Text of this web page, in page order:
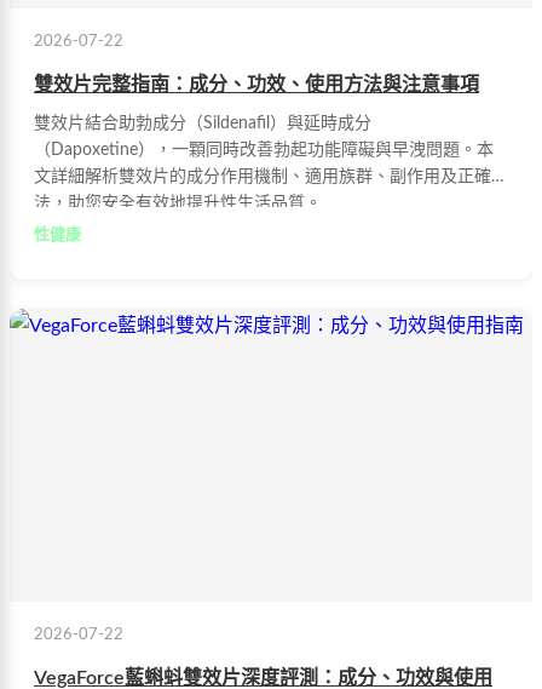
2026-07-22
雙效片完整指南：成分、功效、使用方法與注意事項
雙效片結合助勃成分（Sildenafil）與延時成分
（Dapoxetine），一顆同時改善勃起功能障礙與早洩問題。本
文詳細解析雙效片的成分作用機制、適用族群、副作用及正確用
法，助您安全有效地提升性生活品質。
性健康
2026-07-22
VegaForce藍蝌蚪雙效片深度評測：成分、功效與使用